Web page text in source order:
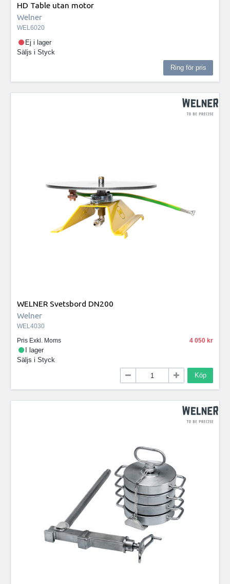
HD Table utan motor
Welner
WEL6020
Ej i lager
Säljs i Styck
Ring för pris
WELNER Svetsbord DN200
Welner
WEL4030
Pris Exkl. Moms
4 050
I lager
Säljs i Styck
Köp